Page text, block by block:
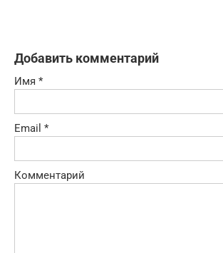
Добавить комментарий
Имя *
Email *
Комментарий